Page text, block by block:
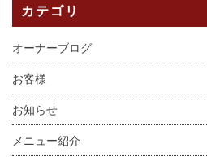
カテゴリ
オーナーブログ
お客様
お知らせ
メニュー紹介